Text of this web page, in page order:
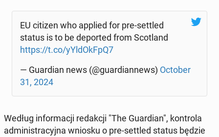
EU citizen who applied for pre-settled
status is to be de­port­ed from Scot­land
https://t.co/yYl­dOkF­pQ7
— Guardian news (@guardian­news) October
31, 2024
Według in­for­ma­cji redakcji "The Guardian", kon­tro­la
ad­min­is­tra­cyj­na wniosku o pre-settled status będzie